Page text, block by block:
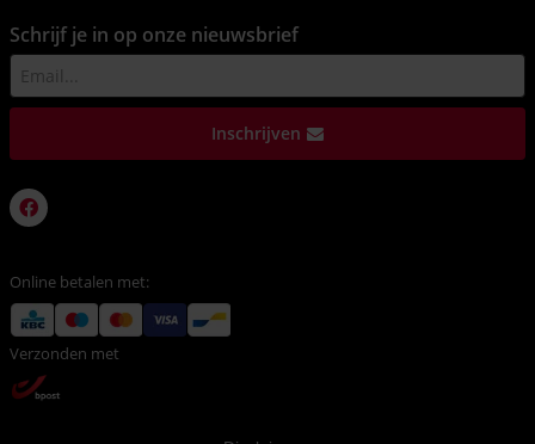
Schrijf je in op onze nieuwsbrief
Inschrijven
Online betalen met:
Verzonden met